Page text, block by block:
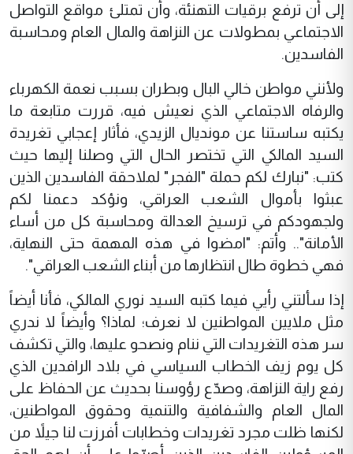
إلى أن ترفع برقيات التهنئة، وأن تمتلئ مواقع التواصل
الاجتماعي بمطولات عن النزاهة والمال العام ومحاسبة
الفاسدين.
ولأنني مواطن خالي البال وبطران بسبب نعمة الكهرباء
والرفاه الاجتماعي الذي نعيش فيه، قررت متابعة ما
يكتبه ساستنا عن مونديال الزيدي، فأثار إعجابي تغريدة
السيد المالكي التي تختصر الحال التي وصلنا إليها حيث
كتب: "نبارك لكم حملة "الفجر" لملاحقة الفاسدين الذين
عبثوا بأموال الشعب العراقي، ونؤكد دعمنا لكم
ولجهودكم في ترسيخ العدالة ومحاسبة كل من أساء
الأمانة".. وأتم: "امضوا في هذه المهمة حتى النهاية،
فهي خطوة طال انتظارها من أبناء الشعب العراقي".
إذا سألتني رأيي فيما كتبه السيد نوري المالكي، فأنا أيضاً
مثل ملايين المواطنين لا نعرف؛ لماذا؟ وأيضاً لا ندري
سر هذه التغريدات التي ننام ونصحو عليها، والتي تكشف
كل يوم زيف الخطاب السياسي في بلاد الرافدين الذي
رفع راية النزاهة، وصدّع رؤوسنا بحديث عن الحفاظ على
المال العام والشفافية والتنمية وحقوق المواطنين،
لكنها ظلت مجرد تغريدات وخطابات أفرزت لنا جيلاً من